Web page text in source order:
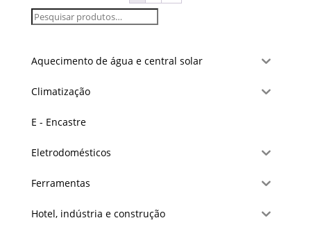
Aquecimento de água e central solar
Climatização
E - Encastre
Eletrodomésticos
Ferramentas
Hotel, indústria e construção